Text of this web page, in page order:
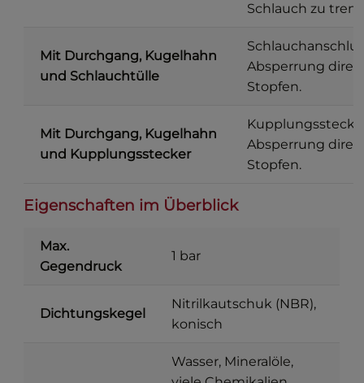
Schlauch zu
Mit Durchgang, Kugelhahn
und Schlauchtülle
Absperrung
Stopfen.
Mit Durchgang, Kugelhahn
und Kupplungsstecker
Absperrung
Stopfen.
Eigenschaften im Überblick
Max.
Gegendruck
1 bar
Dichtungskegel
Nitrilkautschuk (NBR),
konisch
Wasser, Mineralöle,